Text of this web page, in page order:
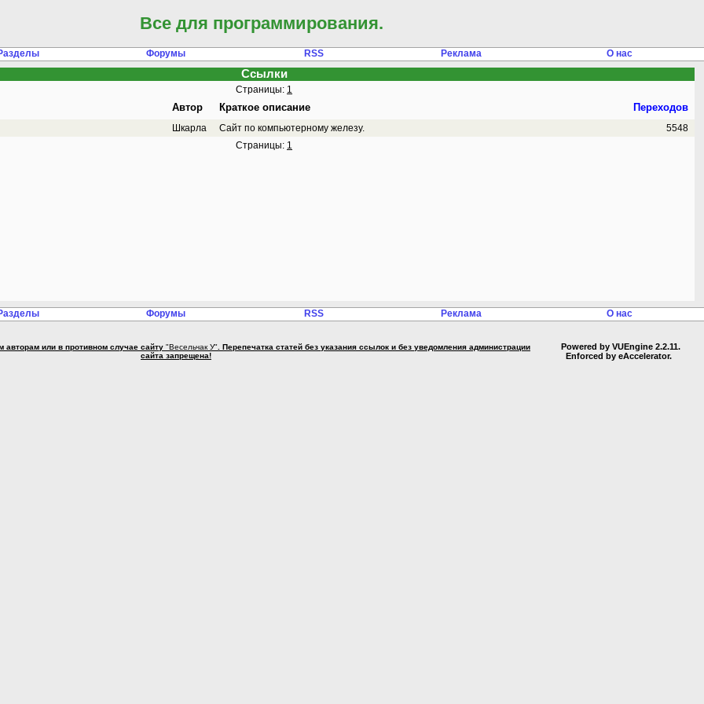
Все для программирования.
Форумы RSS Реклама О нас
Ссылки
Страницы: 1
Автор Краткое описание Переходов
Шкарла Сайт по компьютерному железу.
5548
Страницы: 1
Форумы RSS Реклама О нас
авторам или в противном случае сайту "Весельчак У" . Перепечатка статей без указания ссылок и без уведомления администрации
сайта запрещена!
Powered by VUEngine 2.2.11.
Enforced by eAccelerator.